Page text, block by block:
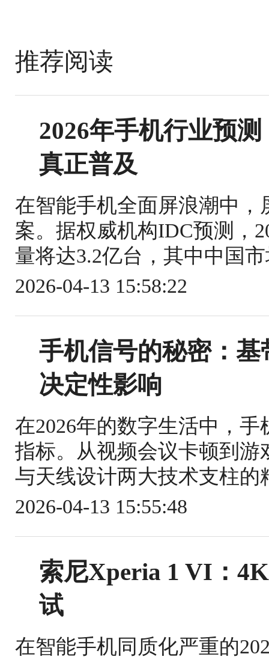
推荐阅读
2026年手机行业预
真正普及
在智能手机全面屏浪潮中
案。据权威机构IDC预测，
量将达3.2亿台，其中中国
2026-04-13 15:58:22
手机信号的秘密：
决定性影响
在2026年的数字生活中，
指标。从视频会议卡顿到
与天线设计两大技术支柱
2026-04-13 15:55:48
索尼Xperia 1 VI：
试
在智能手机同质化严重的